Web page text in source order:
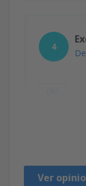
4
Ver